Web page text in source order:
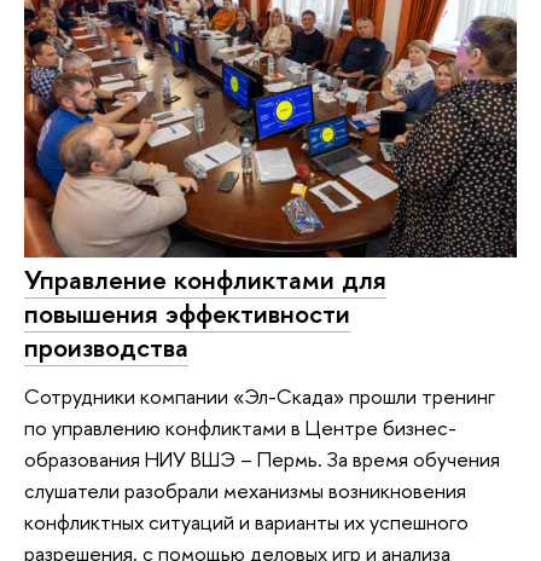
Управление конфликтами для
повышения эффективности
производства
Сотрудники компании «Эл-Скада» прошли тренинг
по управлению конфликтами в Центре бизнес-
образования НИУ ВШЭ – Пермь. За время обучения
слушатели разобрали механизмы возникновения
конфликтных ситуаций и варианты их успешного
разрешения, с помощью деловых игр и анализа